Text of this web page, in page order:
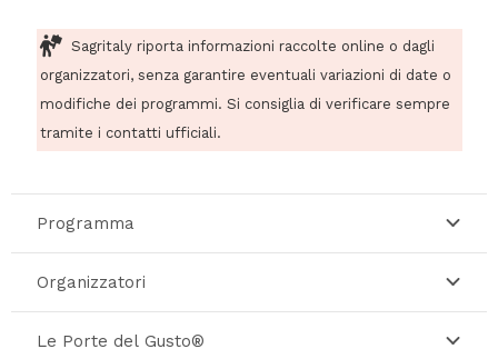
Sagritaly riporta informazioni raccolte online o dagli
organizzatori, senza garantire eventuali variazioni di date o
modifiche dei programmi. Si consiglia di verificare sempre
tramite i contatti ufficiali.
Programma
Organizzatori
Le Porte del Gusto®